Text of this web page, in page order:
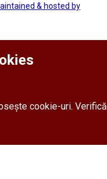
& hosted by
cookie-uri. Verifică